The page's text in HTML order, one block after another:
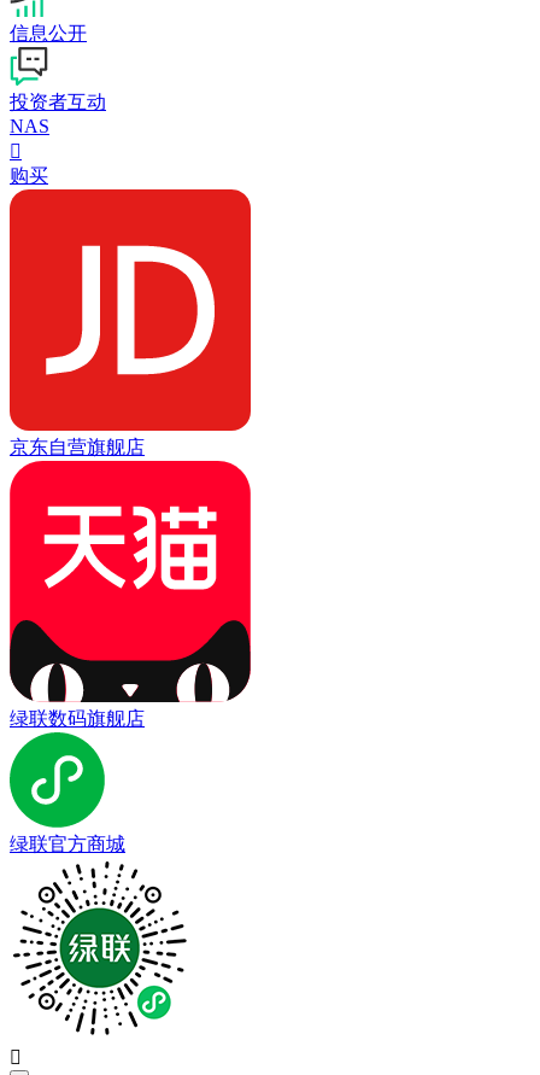
信息公开
投资者互动
NAS

购买
京东自营旗舰店
绿联数码旗舰店
绿联官方商城
